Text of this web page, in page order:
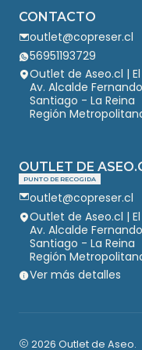
CONTACTO
outlet@copreser.cl
56951193729
Outlet de Aseo.cl |
Av. Alcalde
Santiago - La Reina
Región
OUTLET DE
PUNTO DE RECOGIDA
outlet@copreser.cl
Outlet de Aseo.cl |
Av. Alcalde
Santiago - La Reina
Región
Ver más detalles
2026 Outlet de Aseo.